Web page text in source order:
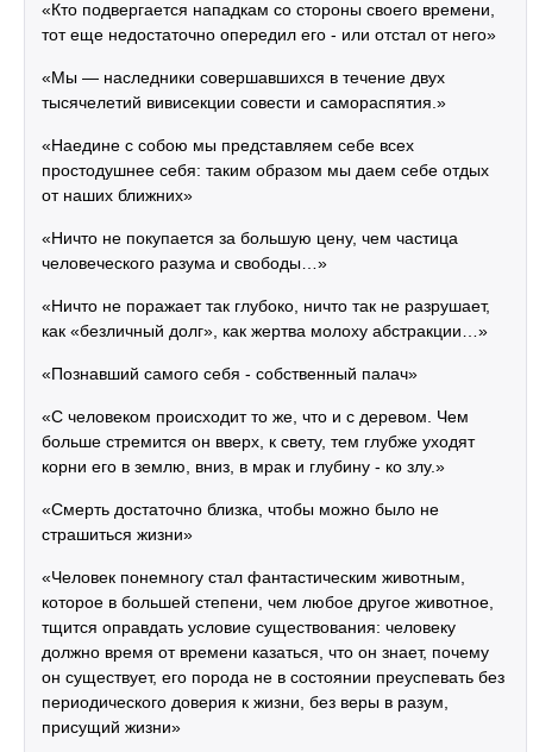
«Кто подвергается нападкам со стороны своего времени,
тот еще недостаточно опередил его - или отстал от него»
«Мы — наследники совершавшихся в течение двух
тысячелетий вивисекции совести и самораспятия.»
«Наедине с собою мы представляем себе всех
простодушнее себя: таким образом мы даем себе отдых
от наших ближних»
«Ничто не покупается за большую цену, чем частица
человеческого разума и свободы…»
«Ничто не поражает так глубоко, ничто так не разрушает,
как «безличный долг», как жертва молоху абстракции…»
«Познавший самого себя - собственный палач»
«С человеком происходит то же, что и с деревом. Чем
больше стремится он вверх, к свету, тем глубже уходят
корни его в землю, вниз, в мрак и глубину - ко злу.»
«Смерть достаточно близка, чтобы можно было не
страшиться жизни»
«Человек понемногу стал фантастическим животным,
которое в большей степени, чем любое другое животное,
тщится оправдать условие существования: человеку
должно время от времени казаться, что он знает, почему
он существует, его порода не в состоянии преуспевать без
периодического доверия к жизни, без веры в разум,
присущий жизни»